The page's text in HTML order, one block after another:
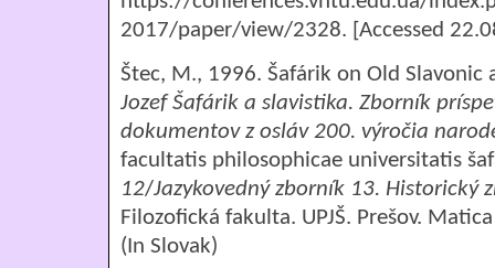
2017/paper/view/2328. [Accessed
Štec, M., 1996. Šafárik on Old Slavonic
JozefŠafárik a slavistika. Zborník
dokumentov z osláv200. výročia
facultatis philosophicae universitatis
12/Jazykovedný zborník 13. Historický
Filozofická fakulta. UPJŠ. Prešov.
(In Slovak)